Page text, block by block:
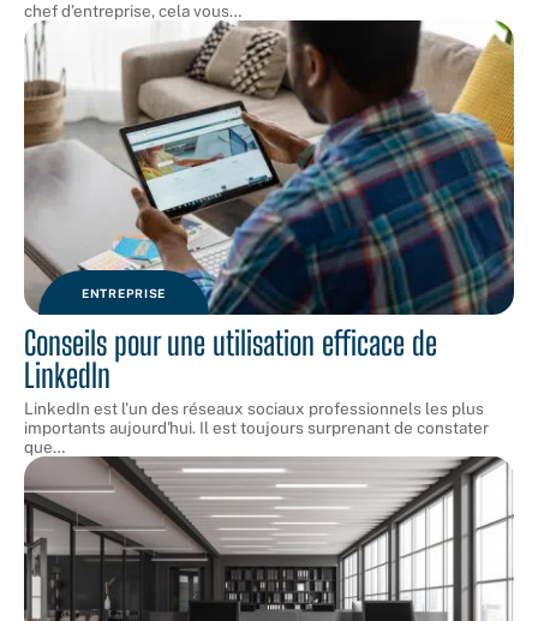
chef d’entreprise, cela vous…
ENTREPRISE
Conseils pour une utilisation efficace de
LinkedIn
LinkedIn est l'un des réseaux sociaux professionnels les plus
importants aujourd'hui. Il est toujours surprenant de constater
que…